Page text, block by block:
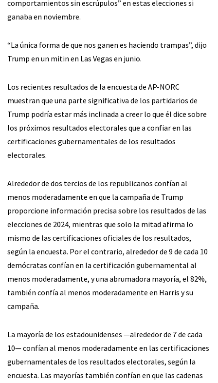
comportamientos sin escrúpulos” en estas elecciones si
ganaba en noviembre.
“La única forma de que nos ganen es haciendo trampas”, dijo
Trump en un mitin en Las Vegas en junio.
Los recientes resultados de la encuesta de AP-NORC
muestran que una parte significativa de los partidarios de
Trump podría estar más inclinada a creer lo que él dice sobre
los próximos resultados electorales que a confiar en las
certificaciones gubernamentales de los resultados
electorales.
Alrededor de dos tercios de los republicanos confían al
menos moderadamente en que la campaña de Trump
proporcione información precisa sobre los resultados de las
elecciones de 2024, mientras que solo la mitad afirma lo
mismo de las certificaciones oficiales de los resultados,
según la encuesta. Por el contrario, alrededor de 9 de cada 10
demócratas confían en la certificación gubernamental al
menos moderadamente, y una abrumadora mayoría, el 82%,
también confía al menos moderadamente en Harris y su
campaña.
La mayoría de los estadounidenses —alrededor de 7 de cada
10— confían al menos moderadamente en las certificaciones
gubernamentales de los resultados electorales, según la
encuesta. Las mayorías también confían en que las cadenas